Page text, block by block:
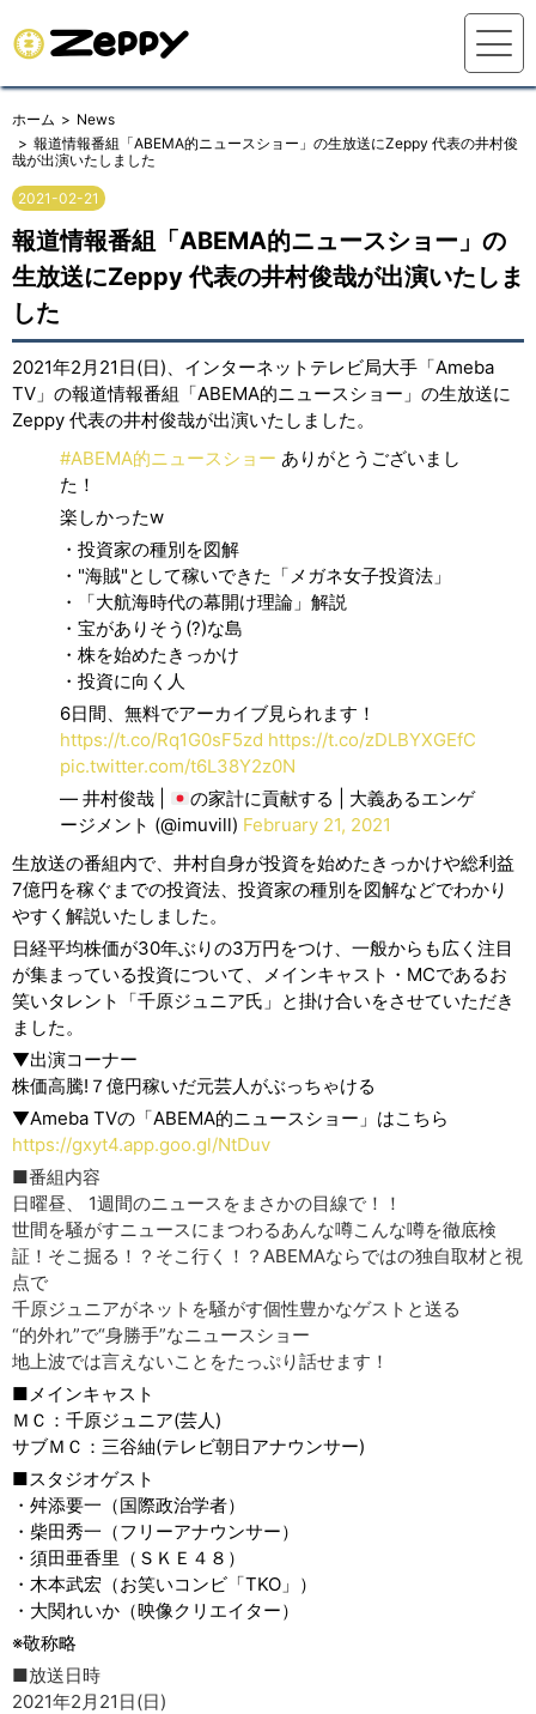
ホーム
News
報道情報番組「ABEMA的ニュースショー」の生放送にZeppy 代表の井村俊
哉が出演いたしました
2021-02-21
報道情報番組「ABEMA的ニュースショー」の
生放送にZeppy 代表の井村俊哉が出演いたしま
した
2021年2月21日(日)、インターネットテレビ局大手「Ameba
TV」の報道情報番組「ABEMA的ニュースショー」の生放送に
Zeppy 代表の井村俊哉が出演いたしました。
#ABEMA的ニュースショー ありがとうございまし
た！
楽しかったw
・投資家の種別を図解
・"海賊"として稼いできた「メガネ女子投資法」
・「大航海時代の幕開け理論」解説
・宝がありそう(?)な島
・株を始めたきっかけ
・投資に向く人
6日間、無料でアーカイブ見られます！
https://t.co/Rq1G0sF5zd https://t.co/zDLBYXGEfC
pic.twitter.com/t6L38Y2z0N
— 井村俊哉 |
の家計に貢献する | 大義あるエンゲ
ージメント (@imuvill) February 21, 2021
生放送の番組内で、井村自身が投資を始めたきっかけや総利益
7億円を稼ぐまでの投資法、投資家の種別を図解などでわかり
やすく解説いたしました。
日経平均株価が30年ぶりの3万円をつけ、一般からも広く注目
が集まっている投資について、メインキャスト・MCであるお
笑いタレント「千原ジュニア氏」と掛け合いをさせていただき
ました。
▼出演コーナー
株価高騰!７億円稼いだ元芸人がぶっちゃける
▼Ameba TVの「ABEMA的ニュースショー」はこちら
https://gxyt4.app.goo.gl/NtDuv
■番組内容
日曜昼、 1週間のニュースをまさかの目線で！！
世間を騒がすニュースにまつわるあんな噂こんな噂を徹底検
証！そこ掘る！？そこ行く！？ABEMAならではの独自取材と視
点で
千原ジュニアがネットを騒がす個性豊かなゲストと送る
“的外れ”で“身勝手”なニュースショー
地上波では言えないことをたっぷり話せます！
■メインキャスト
ＭＣ：千原ジュニア(芸人)
サブＭＣ：三谷紬(テレビ朝日アナウンサー)
■スタジオゲスト
・舛添要一（国際政治学者）
・柴田秀一（フリーアナウンサー）
・須田亜香里（ＳＫＥ４８）
・木本武宏（お笑いコンビ「TKO」）
・大関れいか（映像クリエイター）
※敬称略
■放送日時
2021年2月21日(日)